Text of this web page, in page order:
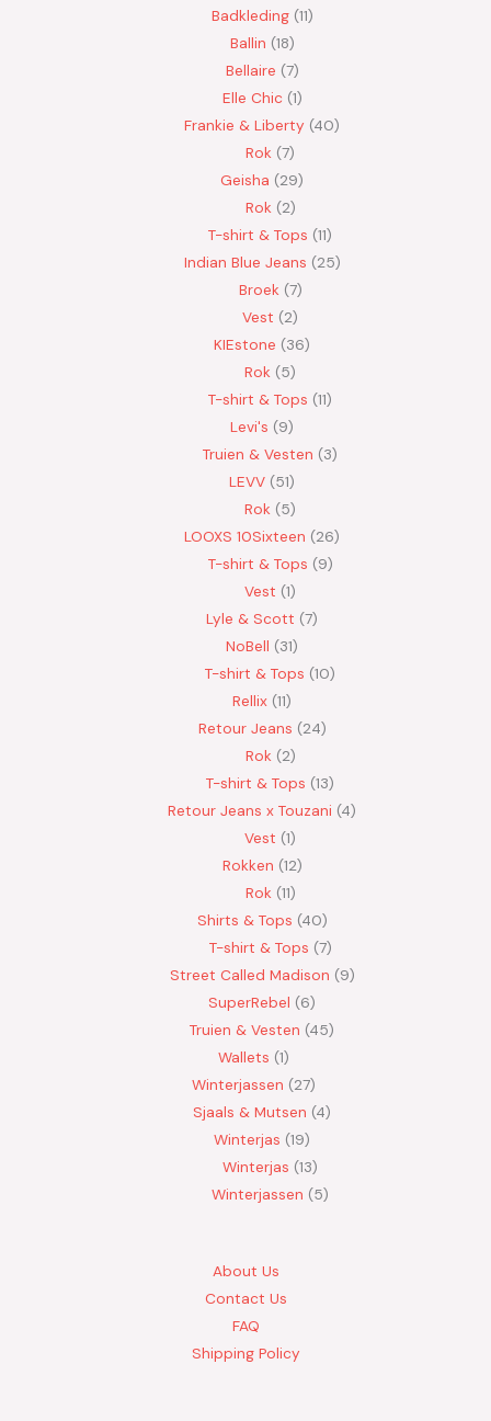
Badkleding 11
Ballin 18
Bellaire 7
Elle Chic 1
Frankie & Liberty 40
Rok 7
Geisha
29
Rok 2
T-shirt & Tops 11
Indian Blue Jeans 25
Broek 7
Vest
2
KIEstone
36
Rok 5
T-shirt & Tops 11
Levi's
9
Truien & Vesten
3
LEVV 51
Rok 5
LOOXS 10Sixteen
26
T-shirt & Tops 9
Vest 1
Lyle & Scott 7
NoBell
31
T-shirt & Tops 10
Rellix 11
Retour Jeans 24
Rok 2
T-shirt & Tops 13
Retour Jeans x Touzani 4
Vest 1
Rokken 12
Rok 11
Shirts & Tops 40
T-shirt & Tops 7
Street Called Madison 9
SuperRebel
6
Truien & Vesten 45
Wallets 1
Winterjassen
27
Sjaals & Mutsen 4
Winterjas 19
Winterjas 13
Winterjassen
5
About Us
Contact Us
FAQ
Shipping Policy